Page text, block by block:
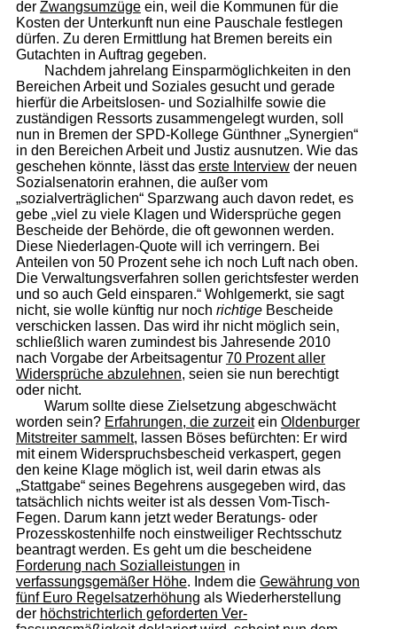
der Zwangsumzügeein, weil die Kommunen für die
Kosten der Unterkunft nun eine Pauschale festlegen
dürfen. Zu deren Ermittlung hat Bremen bereits ein
Gutachten in Auftrag gegeben.
Nachdem jahrelang Einsparmöglichkeiten in den
Bereichen Arbeit und Soziales gesucht und gerade
hierfür die Arbeitslosen- und Sozialhilfe sowie die
zuständigen Ressorts zusammengelegt wurden, soll
nun in Bremen der SPD-Kollege Günthner „Synergien“
in den Bereichen Arbeit und Justiz ausnutzen. Wie das
geschehen könnte, lässt das erste Interviewder neuen
Sozialsenatorin erahnen, die außer vom
„sozialverträglichen“ Sparzwang auch davon redet, es
gebe „viel zu viele Klagen und Widersprüche gegen
Bescheide der Behörde, die oft gewonnen werden.
Diese Niederlagen-Quote will ich verringern. Bei
Anteilen von 50 Prozent sehe ich noch Luft nach oben.
Die Verwaltungsverfahren sollen gerichtsfester werden
und so auch Geld einsparen.“ Wohlgemerkt, sie sagt
nicht, sie wolle künftig nur noch richtigeBescheide
verschicken lassen. Das wird ihr nicht möglich sein,
schließlich waren zumindest bis Jahresende 2010
nach Vorgabe der Arbeitsagentur 70 Prozent aller
Widersprüche abzulehnen, seien sie nun berechtigt
oder nicht.
Warum sollte diese Zielsetzung abgeschwächt
worden sein? Erfahrungen, die zurzeitein Oldenburger
Mitstreiter sammelt, lassen Böses befürchten: Er wird
mit einem Widerspruchsbescheid verkaspert, gegen
den keine Klage möglich ist, weil darin etwas als
„Stattgabe“ seines Begehrens ausgegeben wird, das
tatsächlich nichts weiter ist als dessen Vom-Tisch-
Fegen. Darum kann jetzt weder Beratungs- oder
Prozesskostenhilfe noch einstweiliger Rechtsschutz
beantragt werden. Es geht um die bescheidene
Forderung nach Sozial­leis­tun­gen in
verfassungsgemäßer Höhe. Indem die Gewährung von
fünf Euro Regelsatzerhöhung als Wiederherstellung
der höchstrichterlich geforderten Ver­